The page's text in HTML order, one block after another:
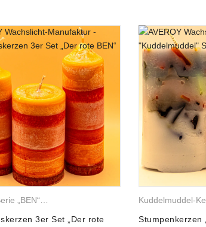
Stumpenkerzen
3er Set „Der rote
Stumpenkerzen